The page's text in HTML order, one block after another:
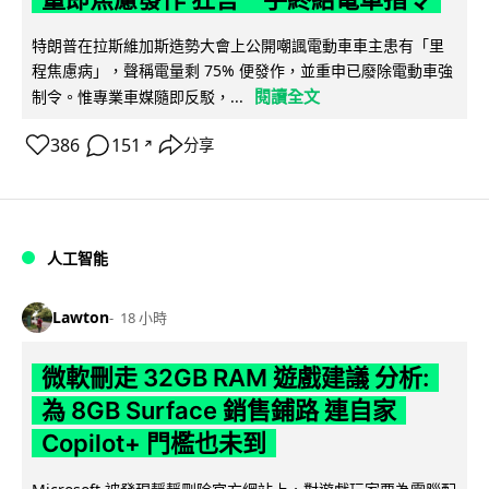
特朗普在拉斯維加斯造勢大會上公開嘲諷電動車車主患有「里
程焦慮病」，聲稱電量剩 75% 便發作，並重申已廢除電動車強
制令。惟專業車媒隨即反駁，...
閱讀全文
386 151 ↗ 分享
人工智能
Lawton 18 小時
微軟刪走 32GB RAM 遊戲建議 分析:
為 8GB Surface 銷售鋪路 連自家
Copilot+ 門檻也未到